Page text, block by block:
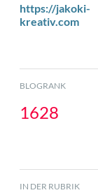
https://jakoki-
kreativ.com
BLOGRANK
1628
IN DER RUBRIK